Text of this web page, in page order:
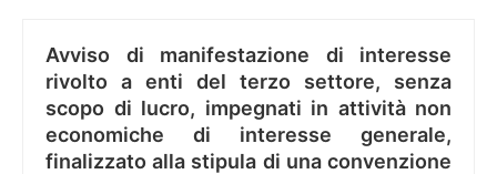
Avviso di manifestazione di interesse
rivolto a enti del terzo settore, senza
scopo di lucro, impegnati in attività non
economiche di interesse generale,
finalizzato alla stipula di una convenzione